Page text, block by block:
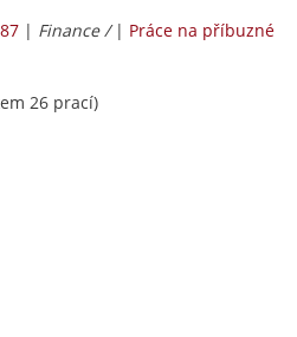
| Finance / | Práce na příbuzné
26 prací)